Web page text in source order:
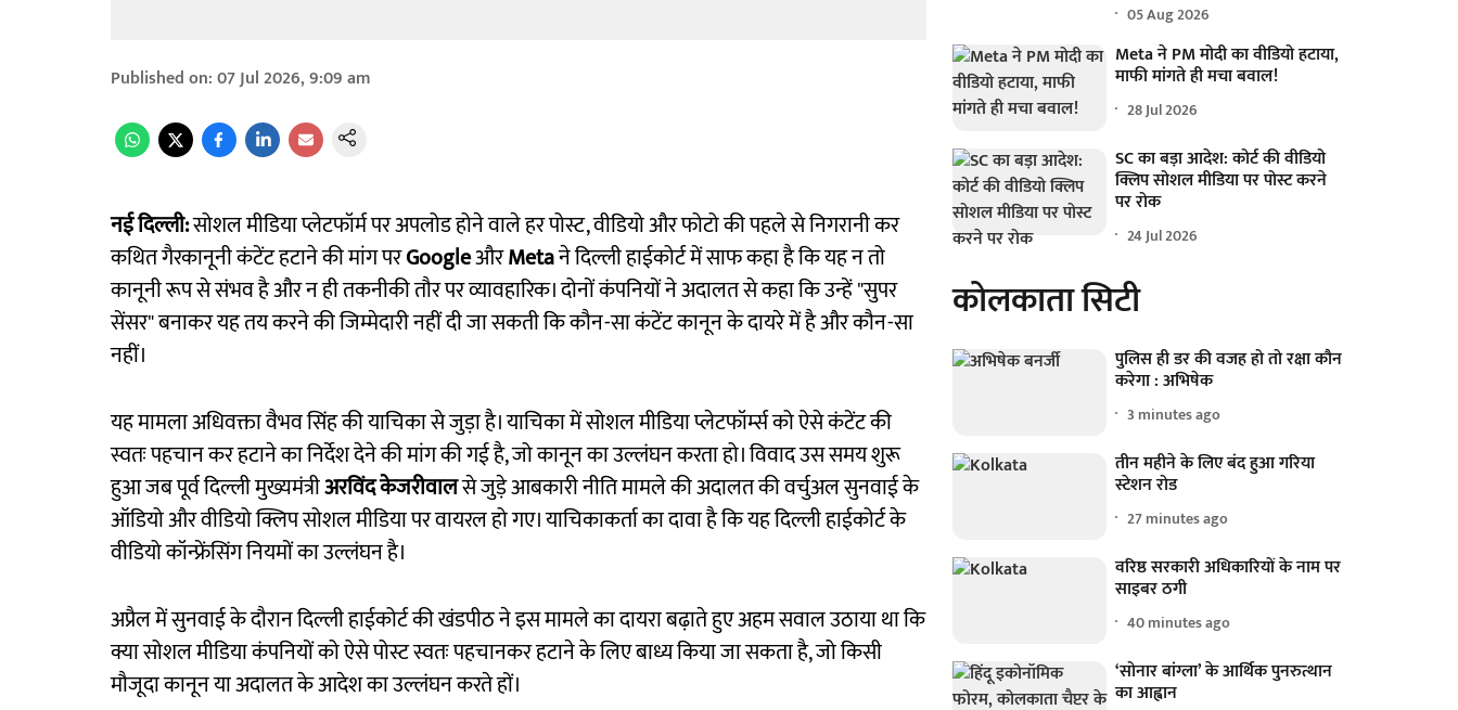
Published on:07 Jul 2026, 9:09 am
नई दिल्ली:सोशल मीडिया प्लेटफॉर्म पर अपलोड होने वाले हर पोस्ट, वीडियो और फोटो की पहले से निगरानी कर
कथित गैरकानूनी कंटेंट हटाने की मांग परGoogleऔरMetaने दिल्ली हाईकोर्ट में साफ कहा है कि यह न तो
कानूनी रूप से संभव है और न ही तकनीकी तौर पर व्यावहारिक। दोनों कंपनियों ने अदालत से कहा कि उन्हें "सुपर
सेंसर" बनाकर यह तय करने की जिम्मेदारी नहीं दी जा सकती कि कौन-सा कंटेंट कानून के दायरे में है और कौन-सा
नहीं।
यह मामला अधिवक्ता वैभव सिंह की याचिका से जुड़ा है। याचिका में सोशल मीडिया प्लेटफॉर्म्स को ऐसे कंटेंट की
स्वतः पहचान कर हटाने का निर्देश देने की मांग की गई है, जो कानून का उल्लंघन करता हो। विवाद उस समय शुरू
हुआ जब पूर्व दिल्ली मुख्यमंत्रीअरविंद केजरीवालसे जुड़े आबकारी नीति मामले की अदालत की वर्चुअल सुनवाई के
ऑडियो और वीडियो क्लिप सोशल मीडिया पर वायरल हो गए। याचिकाकर्ता का दावा है कि यह दिल्ली हाईकोर्ट के
वीडियो कॉन्फ्रेंसिंग नियमों का उल्लंघन है।
अप्रैल में सुनवाई के दौरान दिल्ली हाईकोर्ट की खंडपीठ ने इस मामले का दायरा बढ़ाते हुए अहम सवाल उठाया था कि
क्या सोशल मीडिया कंपनियों को ऐसे पोस्ट स्वतः पहचानकर हटाने के लिए बाध्य किया जा सकता है, जो किसी
मौजूदा कानून या अदालत के आदेश का उल्लंघन करते हों।
05 Aug 2026
Meta ने PM मोदी का वीडियो हटाया,
माफी मांगते ही मचा बवाल!
28 Jul 2026
SC का बड़ा आदेश: कोर्ट की वीडियो
क्लिप सोशल मीडिया पर पोस्ट करने
पर रोक
24 Jul 2026
कोलकाता सिटी
पुलिस ही डर की वजह हो तो रक्षा कौन
करेगा : अभिषेक
3 minutes ago
तीन महीने के लिए बंद हुआ गरिया
स्टेशन रोड
27 minutes ago
वरिष्ठ सरकारी अधिकारियों के नाम पर
साइबर ठगी
40 minutes ago
‘सोनार बांग्ला’ के आर्थिक पुनरुत्थान
का आह्वान